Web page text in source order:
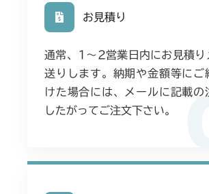
お見積り
通常、1〜2営業日内にお見積り
送りします。納期や金額等にご
けた場合には、メールに記載の
したがってご注文下さい。